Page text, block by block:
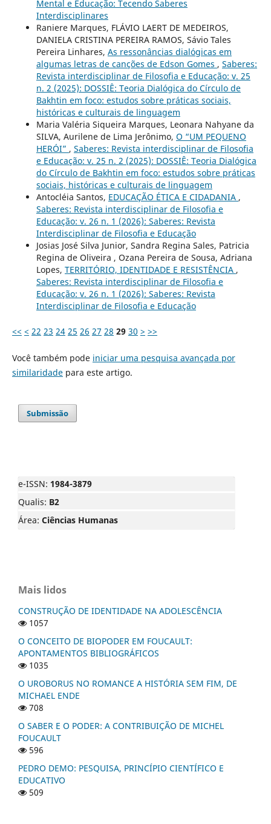
Mental e Educação: Tecendo Saberes
Interdisciplinares
Raniere Marques, FLÁVIO LAERT DE MEDEIROS,
DANIELA CRISTINA PEREIRA RAMOS, Sávio Tales
Pereira Linhares, As ressonâncias dialógicas em
algumas letras de canções de Edson Gomes , Saberes:
Revista interdisciplinar de Filosofia e Educação: v. 25
n. 2 (2025): DOSSIÊ: Teoria Dialógica do Círculo de
Bakhtin em foco: estudos sobre práticas sociais,
históricas e culturais de linguagem
Maria Valéria Siqueira Marques, Leonara Nahyane da
SILVA, Aurilene de Lima Jerônimo, O “UM PEQUENO
HERÓI” , Saberes: Revista interdisciplinar de Filosofia
e Educação: v. 25 n. 2 (2025): DOSSIÊ: Teoria Dialógica
do Círculo de Bakhtin em foco: estudos sobre práticas
sociais, históricas e culturais de linguagem
Antocléia Santos, EDUCAÇÃO ÉTICA E CIDADANIA ,
Saberes: Revista interdisciplinar de Filosofia e
Educação: v. 26 n. 1 (2026): Saberes: Revista
Interdisciplinar de Filosofia e Educação
Josias José Silva Junior, Sandra Regina Sales, Patricia
Regina de Oliveira , Ozana Pereira de Sousa, Adriana
Lopes, TERRITÓRIO, IDENTIDADE E RESISTÊNCIA ,
Saberes: Revista interdisciplinar de Filosofia e
Educação: v. 26 n. 1 (2026): Saberes: Revista
Interdisciplinar de Filosofia e Educação
<< < 22 23 24 25 26 27 28 29 30 > >>
Você também pode iniciar uma pesquisa avançada por
similaridadepara este artigo.
Submissão
e-ISSN: 1984-3879
Qualis: B2
Área: Ciências Humanas
Mais lidos
CONSTRUÇÃO DE IDENTIDADE NA ADOLESCÊNCIA
1057
O CONCEITO DE BIOPODER EM FOUCAULT:
APONTAMENTOS BIBLIOGRÁFICOS
1035
O UROBORUS NO ROMANCE A HISTÓRIA SEM FIM, DE
MICHAEL ENDE
708
O SABER E O PODER: A CONTRIBUIÇÃO DE MICHEL
FOUCAULT
596
PEDRO DEMO: PESQUISA, PRINCÍPIO CIENTÍFICO E
EDUCATIVO
509